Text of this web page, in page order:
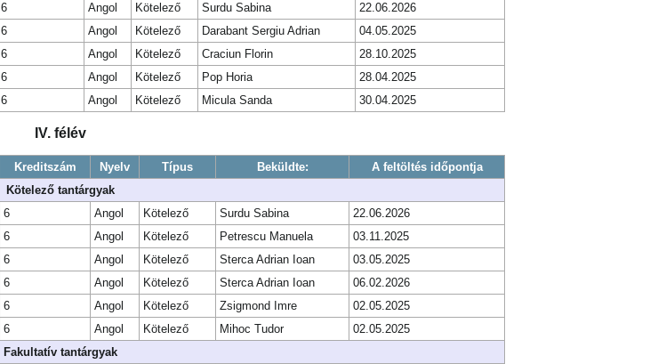
6 Angol Kötelező Surdu Sabina
22.06.2026
6 Angol Kötelező Darabant Sergiu Adrian
04.05.2025
6 Angol Kötelező Craciun Florin
28.10.2025
6 Angol Kötelező Pop Horia
28.04.2025
6 Angol Kötelező Micula Sanda 30.04.2025
IV. félév
Kreditszám Nyelv Típus Beküldte:
A feltöltés időpontja
Kötelező tantárgyak
6 Angol Kötelező Surdu Sabina
22.06.2026
6 Angol Kötelező Petrescu Manuela
03.11.2025
6 Angol Kötelező Sterca Adrian Ioan
03.05.2025
6 Angol Kötelező Sterca Adrian Ioan
06.02.2026
6 Angol Kötelező Zsigmond Imre
02.05.2025
6 Angol Kötelező Mihoc Tudor
02.05.2025
Fakultatív tantárgyak